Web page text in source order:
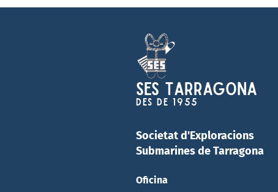
SES Tarragona
Des de 1955
Societat d'Exploracions
Submarines de Tarragona
Oficina